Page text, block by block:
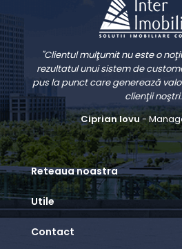
"Clientul mulţumit nu este o
rezultatul unui sistem de
pus la punct care generează
clienţii
Ciprian Iovu-
Reteaua noastra
Utile
Contact